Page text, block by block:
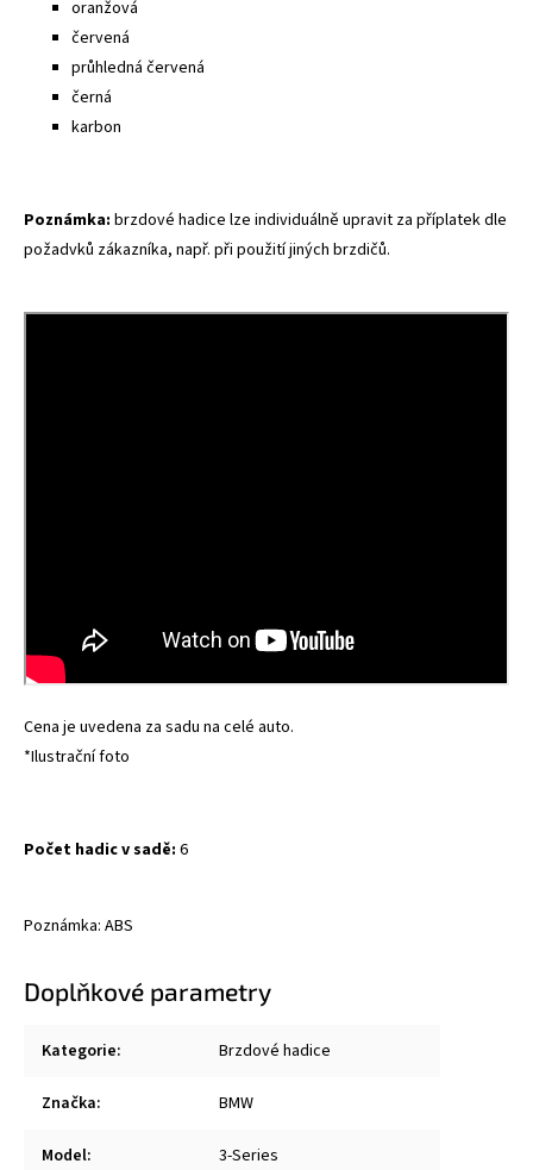
oranžová
červená
průhledná červená
černá
karbon
Poznámka: brzdové hadice lze individuálně upravit za příplatek dle
požadvků zákazníka, např. při použití jiných brzdičů.
Cena je uvedena za sadu na celé auto.
*Ilustrační foto
Počet hadic v sadě: 6
Poznámka: ABS
Doplňkové parametry
Kategorie: Brzdové hadice
Značka: BMW
Model: 3-Series